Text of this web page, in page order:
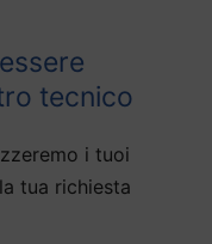
tecnico
i tuoi
tua richiesta